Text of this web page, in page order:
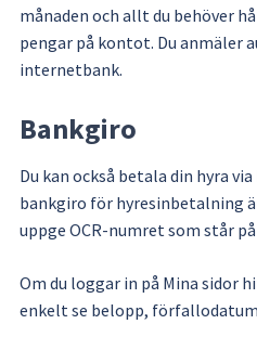
månaden och allt du behöver
pengar på kontot. Du anmäler
internetbank.
Bankgiro
Du kan också betala din hyra
bankgiro för hyresinbetalning
uppge OCR-numret som står
Om du loggar in på Mina sidor
enkelt se belopp,